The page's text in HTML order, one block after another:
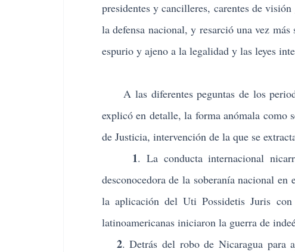
presidentes y cancilleres, carentes de
la defensa nacional, y resarció una vez
espurio y ajeno a la legalidad y las leyes
A las diferentes peguntas de los
explicó en detalle, la forma anómala como
de Justicia, intervención de la que se
1. La conducta internacional
desconocedora de la soberanía nacional
la aplicación del Uti Possidetis Juris
latinoamericanas iniciaron la guerra de
2. Detrás del robo de Nicaragua para